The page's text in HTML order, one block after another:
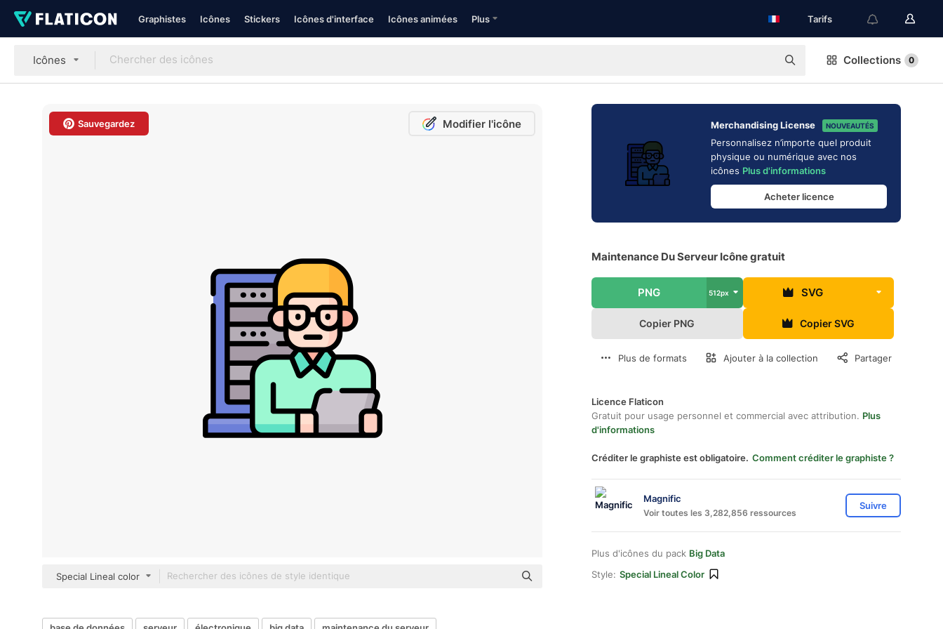
Graphistes Icônes Stickers Icônes d'interface Icônes animées Plus Tarifs
Icônes Collections 0
Sauvegardez Modifier l'icône
Special Lineal color
Merchandising License NOUVEAUTÉS
Personnalisez n’importe quel produit
physique ou numérique avec nos
icônes Plus d'informations
Acheter licence
Maintenance Du Serveur Icône gratuit
PNG 512px SVG
Copier PNG Copier SVG
Plus de formats Ajouter à la collection Partager
Licence Flaticon
Gratuit pour usage personnel et commercial avec attribution. Plus
d'informations
Créditer le graphiste est obligatoire. Comment créditer le graphiste ?
Magnific
Voir toutes les 3,282,856 ressources
Suivre
Plus d'icônes du pack Big Data
Style: Special Lineal Color